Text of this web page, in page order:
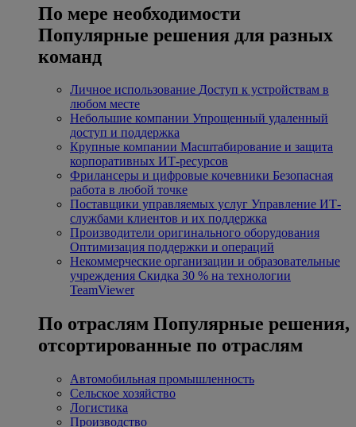
По мере необходимости
Популярные решения для разных
команд
Личное использование Доступ к устройствам в
любом месте
Небольшие компании Упрощенный удаленный
доступ и поддержка
Крупные компании Масштабирование и защита
корпоративных ИТ-ресурсов
Фрилансеры и цифровые кочевники Безопасная
работа в любой точке
Поставщики управляемых услуг Управление ИТ-
службами клиентов и их поддержка
Производители оригинального оборудования
Оптимизация поддержки и операций
Некоммерческие организации и образовательные
учреждения Скидка 30 % на технологии
TeamViewer
По отраслям Популярные решения,
отсортированные по отраслям
Автомобильная промышленность
Сельское хозяйство
Логистика
Производство